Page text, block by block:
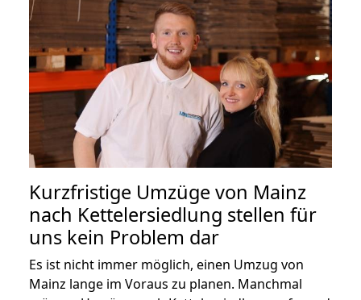
Kurzfristige Umzüge von Mainz
nach Kettelersiedlung stellen für
uns kein Problem dar
Es ist nicht immer möglich, einen Umzug von
Mainz lange im Voraus zu planen. Manchmal